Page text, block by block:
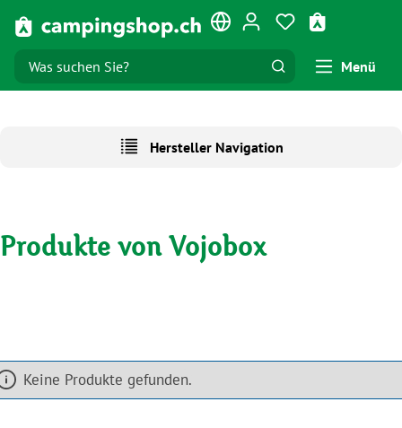
Zum Hauptinhalt springen Du hast 0
Menü
Hersteller Navigation
Produkte von Vojobox
Keine Produkte gefunden.